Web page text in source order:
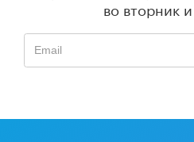
во вторник